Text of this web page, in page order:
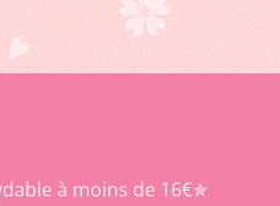
à moins de 16€✯